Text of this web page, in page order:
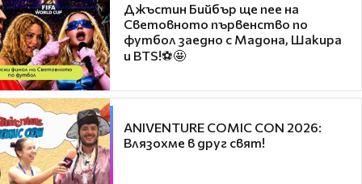
Джъстин Бийбър ще пее на
Световното първенство по
футбол заедно с Мадона, Шакира
и BTS!⚽🤩
ANIVENTURE COMIC CON 2026:
Влязохме в друг свят!